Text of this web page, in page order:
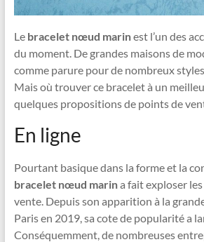
Le bracelet nœud marinest l’un des
du moment. De grandes maisons de
comme parure pour de nombreux
Mais où trouver ce bracelet à un
quelques propositions de points de
En ligne
Pourtant basique dans la forme et la
bracelet nœud marina fait exploser
vente. Depuis son apparition à la
Paris en 2019, sa cote de popularité a
Conséquemment, de nombreuses